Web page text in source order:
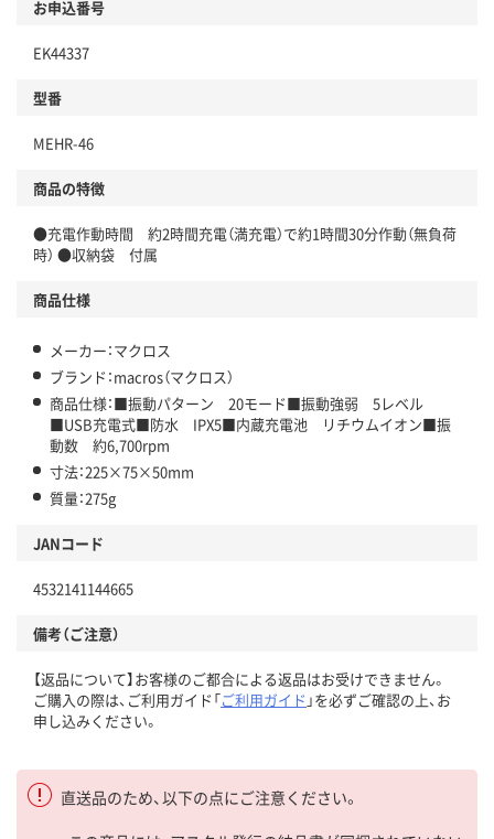
お申込番号
EK44337
型番
MEHR-46
商品の特徴
●充電作動時間 約2時間充電（満充電）で約1時間30分作動（無負荷
時） ●収納袋 付属
商品仕様
メーカー：マクロス
ブランド：macros（マクロス）
商品仕様：■振動パターン 20モード■振動強弱 5レベル
■USB充電式■防水 IPX5■内蔵充電池 リチウムイオン■振
動数 約6,700rpm
寸法：225×75×50mm
質量：275g
JANコード
4532141144665
備考（ご注意）
【返品について】お客様のご都合による返品はお受けできません。
ご購入の際は、ご利用ガイド「ご利用ガイド 」を必ずご確認の上、お
申し込みください。
直送品のため、以下の点にご注意ください。